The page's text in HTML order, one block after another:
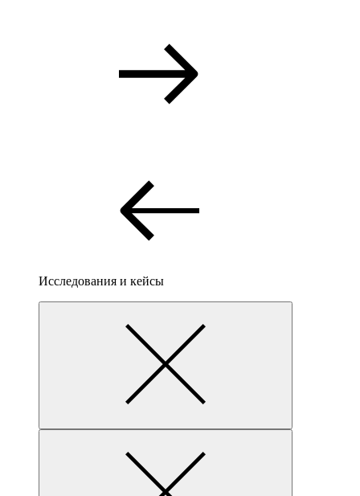
Исследования и кейсы